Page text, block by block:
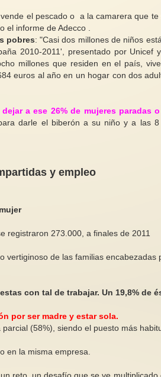
el pescado o a la camarera que te
informe de Adecco .
pobres: "Casi dos millones de niños
2010-2011', presentado por Unicef
millones que residen en el país,
euros al año en un hogar con dos
a ese 26% de mujeres paradas
darle el biberón a su niño y a las 8
y empleo
registraron 273.000, a finales de 2011
vertiginoso de las familias encabezadas
con tal de trabajar. Un 19,8% de
por ser madre y estar sola.
(58%), siendo el puesto más
en la misma empresa.
mayo de hace
años la
Cursaba el sexto
cuando un día la